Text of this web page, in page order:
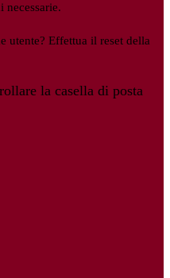
utente? Effettua il reset della
la casella di posta